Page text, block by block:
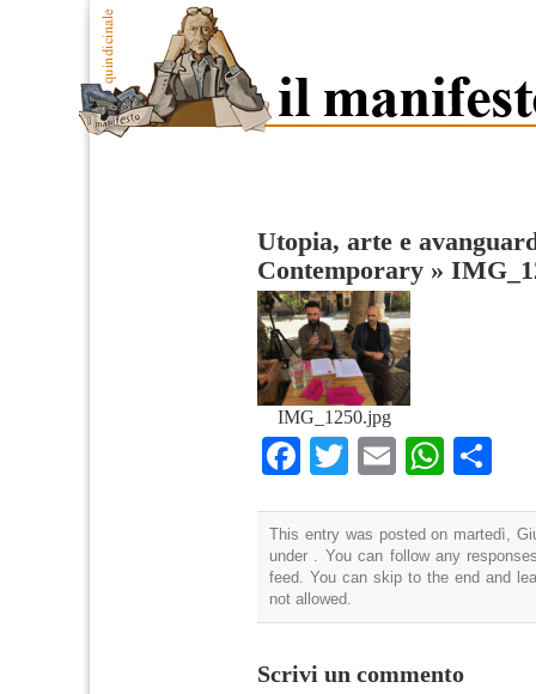
Utopia, arte e
Contemporary »
IMG_1250.jpg
Facebook
TwitterEmail
This entry was posted on martedì,
under . You can follow any
feed. You can skip to the end and
not allowed.
Scrivi un commento